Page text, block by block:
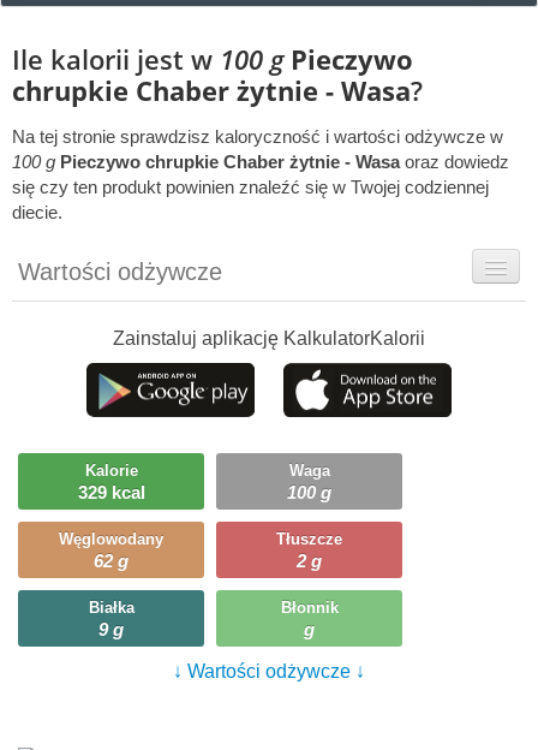
Ile kalorii jest w 100 g Pieczywo
chrupkie Chaber żytnie - Wasa?
Na tej stronie sprawdzisz kaloryczność i wartości odżywcze w
100 g Pieczywo chrupkie Chaber żytnie - Wasaoraz dowiedz
się czy ten produkt powinien znaleźć się w Twojej codziennej
diecie.
Wartości odżywcze
Ciekawostki
Ile możesz zjeść?
Zainstaluj aplikację KalkulatorKalorii
Kalorie
329 kcal
Waga
100 g
Węglowodany
62 g
Tłuszcze
2 g
Białka
9 g
Błonnik
g
↓ Wartości odżywcze ↓